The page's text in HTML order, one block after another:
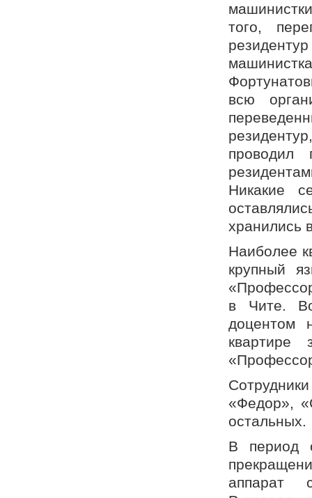
того,
всю
проводил
Никакие
хранились
Наиболее
крупный
в Чите.
доцентом
квартире
«Федор»,
остальных.
В период
аппарат